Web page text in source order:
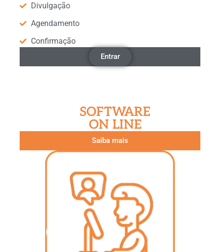
Divulgação
Agendamento
Confirmação
Entrar
SOFTWARE
ON LINE
Saiba mais